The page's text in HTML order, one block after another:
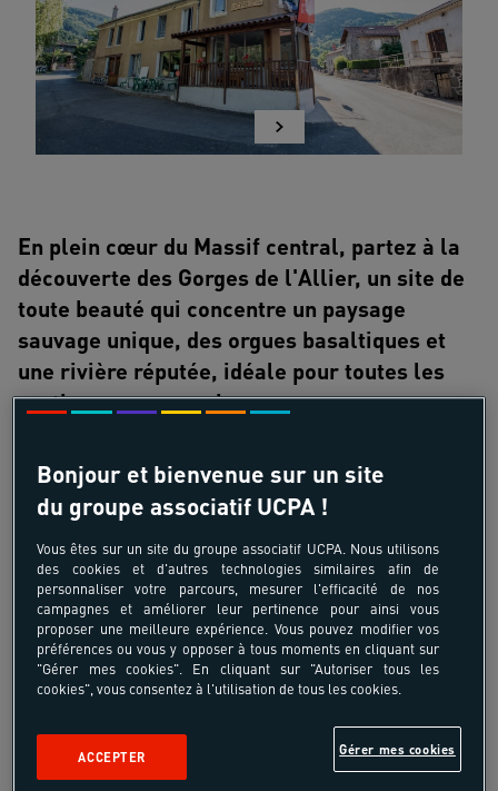
En plein cœur du Massif central, partez à la
découverte des Gorges de l'Allier, un site de
toute beauté qui concentre un paysage
sauvage unique, des orgues basaltiques et
une rivière réputée, idéale pour toutes les
pratiques en eaux vives.
dans un village typique d'Auvergne. Son
environnement exceptionnel se prête à la
pratique de nombreux sports de rivière et de
plein air ! Raft, kayak, nage en eaux vives,
canoraft, airboat, canyoning, stand up
paddle... découvrez de nouvelles sensations
de glisse au cœur d'un environnement
préservé et profitez de la variété des supports
pour découvrir la région autrement.
Bonjour et bienvenue sur un site
du groupe associatif UCPA !
Vous êtes sur un site du groupe associatif UCPA. Nous utilisons
des cookies et d'autres technologies similaires afin de
personnaliser votre parcours, mesurer l'efficacité de nos
campagnes et améliorer leur pertinence pour ainsi vous
proposer une meilleure expérience. Vous pouvez modifier vos
préférences ou vous y opposer à tous moments en cliquant sur
"Gérer mes cookies". En cliquant sur "Autoriser tous les
cookies", vous consentez à l'utilisation de tous les cookies.
Gérer mes cookies
ACCEPTER